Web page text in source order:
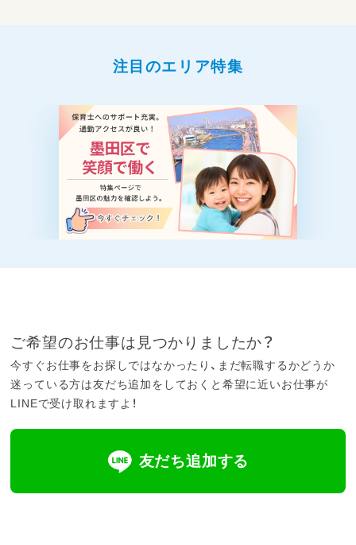
注目のエリア特集
ご希望のお仕事は見つかりましたか？
今すぐお仕事をお探しではなかったり、まだ転職するかどうか
迷っている方は友だち追加をしておくと希望に近いお仕事が
LINEで受け取れますよ！
友だち追加する